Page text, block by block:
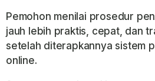
Pemohon menilai prosedur
jauh lebih praktis, cepat, dan
setelah diterapkannya sistem
online.